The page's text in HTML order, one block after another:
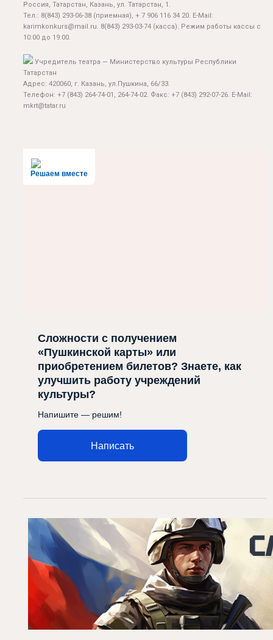
Россия, Татарстан, Казань, ул. Татарстан, 1.
Тел.: 8(843) 293-06-38 (приемная), + 7 906 116 34 20. E-Mail:
karimkonkurs@mail.ru. 8(843) 293-03-74 (касса). Режим работы кассы с
10:00 до 19:00.
Учредитель театра — Министерство культуры Республики
Татарстан
Адрес: 420060, г. Казань, ул.Пушкина, 66/33.
Телефон: +7 (843) 264-74-01, 264-74-02. Факс: +7 (843) 292-07-26. E-Mail:
mkrt@tatar.ru
Решаем вместе
Сложности с получением
«Пушкинской карты» или
приобретением билетов? Знаете, как
улучшить работу учреждений
культуры?
Напишите — решим!
Написать